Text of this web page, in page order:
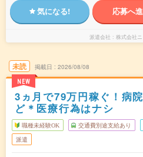
気になる! 応募へ
派遣会社 株式会社
未読
NEW
掲載日 2026/08/08
3ヵ月で79万円稼ぐ！病
ど＊医療行為はナシ
職種未経験OK 交通費別途支給あり
派遣